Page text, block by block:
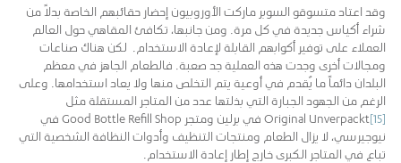
وقد اعتاد متسوقو السوبر ماركت الأوروبيون إحضار حقائبهم الخاصة بدلاً من
شراء أكياس جديدة في كل مرة. ومن جانبها، تكافئ المقاهي حول العالم
العملاء على توفير أكوابهم القابلة لإعادة الاستخدام. لكن هناك صناعات
ومجالات أخرى وجدت هذه العملية جد صعبة. فالطعام الجاهز في معظم
البلدان دائماً ما يٌقدم في أوعية يتم التخلص منها ولا يعاد استخدامها. وعلى
الرغم من الجهود الجبارة التي بذلتها عدد من المتاجر المستقلة مثل
[15]
Original Unverpackt في برلين ومتجر Good Bottle Refill Shop في
نيوجيرسي، لا يزال الطعام ومنتجات التنظيف وأدوات النظافة الشخصية التي
تباع في المتاجر الكبرى خارج إطار إعادة الاستخدام.